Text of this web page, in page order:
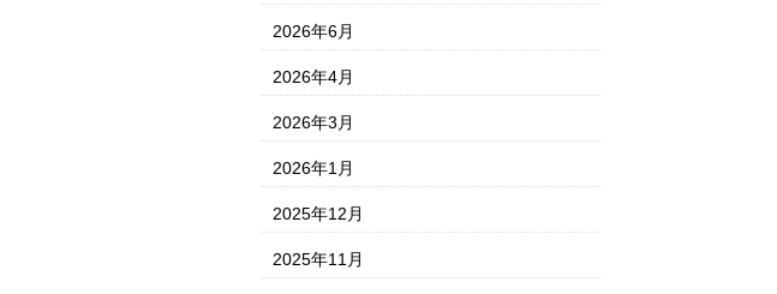
2026年6月
2026年4月
2026年3月
2026年1月
2025年12月
2025年11月